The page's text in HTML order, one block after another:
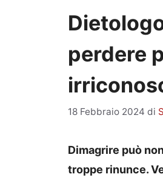
perdere
18 Febbraio 2024 di
Dimagrire può
troppe rinunce.